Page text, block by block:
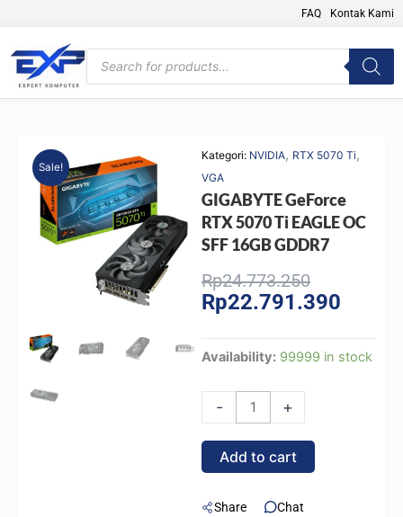
content
FAQ Kontak Kami
Products
search
Sale!
Kategori: NVIDIA, RTX 5070 Ti,
VGA
GIGABYTE GeForce
RTX 5070 Ti EAGLE OC
SFF 16GB GDDR7
Rp24.773.250Original
price
Rp22.791.390
Availability: 99999 in stock
-
GIGABYTE
5070
Ti
EAGLE
SFF
+
Add to cart
Share Chat